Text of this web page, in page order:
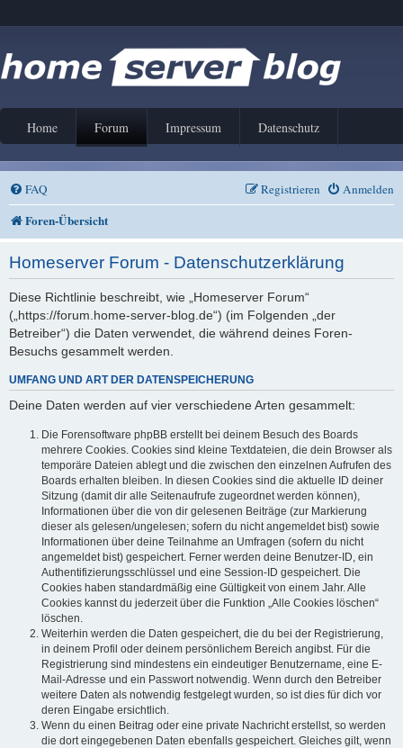
Home Forum Impressum Datenschutz
FAQ Anmelden
Registrieren
Foren-Übersicht
Homeserver Forum - Datenschutzerklärung
Diese Richtlinie beschreibt, wie „Homeserver Forum“
(„https://forum.home-server-blog.de“) (im Folgenden „der
Betreiber“) die Daten verwendet, die während deines Foren-
Besuchs gesammelt werden.
UMFANG UND ART DER DATENSPEICHERUNG
Deine Daten werden auf vier verschiedene Arten gesammelt:
Die Forensoftware phpBB erstellt bei deinem Besuch des Boards
mehrere Cookies. Cookies sind kleine Textdateien, die dein Browser als
temporäre Dateien ablegt und die zwischen den einzelnen Aufrufen des
Boards erhalten bleiben. In diesen Cookies sind die aktuelle ID deiner
Sitzung (damit dir alle Seitenaufrufe zugeordnet werden können),
Informationen über die von dir gelesenen Beiträge (zur Markierung
dieser als gelesen/ungelesen; sofern du nicht angemeldet bist) sowie
Informationen über deine Teilnahme an Umfragen (sofern du nicht
angemeldet bist) gespeichert. Ferner werden deine Benutzer-ID, ein
Authentifizierungsschlüssel und eine Session-ID gespeichert. Die
Cookies haben standardmäßig eine Gültigkeit von einem Jahr. Alle
Cookies kannst du jederzeit über die Funktion „Alle Cookies löschen“
löschen.
Weiterhin werden die Daten gespeichert, die du bei der Registrierung,
in deinem Profil oder deinem persönlichem Bereich angibst. Für die
Registrierung sind mindestens ein eindeutiger Benutzername, eine E-
Mail-Adresse und ein Passwort notwendig. Wenn durch den Betreiber
weitere Daten als notwendig festgelegt wurden, so ist dies für dich vor
deren Eingabe ersichtlich.
Wenn du einen Beitrag oder eine private Nachricht erstellst, so werden
die dort eingegebenen Daten ebenfalls gespeichert. Gleiches gilt, wenn